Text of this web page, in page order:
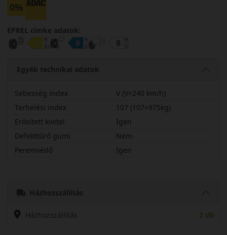
0%
EPREL cimke adatok:
Egyéb technikai adatok
Sebesség index
V (V=240 km/h)
Terhelési index
107 (107=975kg)
Erősített kivitel
Igen
Defekttűrő gumi
Nem
Peremvédő
Igen
Házhozszállítás
Házhozszállítás 2 db